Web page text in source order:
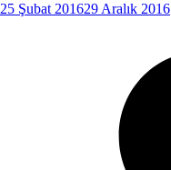
25 Şubat 201629 Aralık 2016